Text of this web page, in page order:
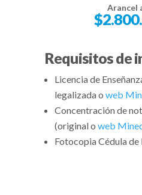
Arancel
Requisitos de
Licencia de
legalizada o web
Concentración de
(original o web
Fotocopia Cédula